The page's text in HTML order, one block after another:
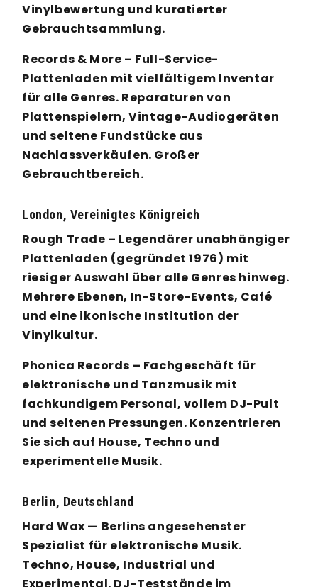
Vinylbewertung und kuratierter
Gebrauchtsammlung.
Records & More – Full-Service-
Plattenladen mit vielfältigem Inventar
für alle Genres. Reparaturen von
Plattenspielern, Vintage-Audiogeräten
und seltene Fundstücke aus
Nachlassverkäufen. Großer
Gebrauchtbereich.
London, Vereinigtes Königreich
Rough Trade – Legendärer unabhängiger
Plattenladen (gegründet 1976) mit
riesiger Auswahl über alle Genres hinweg.
Mehrere Ebenen, In-Store-Events, Café
und eine ikonische Institution der
Vinylkultur.
Phonica Records – Fachgeschäft für
elektronische und Tanzmusik mit
fachkundigem Personal, vollem DJ-Pult
und seltenen Pressungen. Konzentrieren
Sie sich auf House, Techno und
experimentelle Musik.
Berlin, Deutschland
Hard Wax — Berlins angesehenster
Spezialist für elektronische Musik.
Techno, House, Industrial und